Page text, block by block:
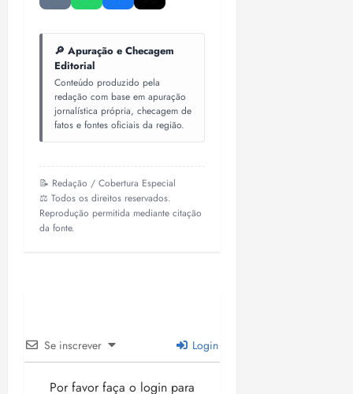
🔎 Apuração e Checagem
Editorial
Conteúdo produzido pela
redação com base em apuração
jornalística própria, checagem de
fatos e fontes oficiais da região.
📝 Redação / Cobertura Especial
⚖️ Todos os direitos reservados.
Reprodução permitida mediante citação
da fonte.
Se inscrever Login
Por favor faça o login para